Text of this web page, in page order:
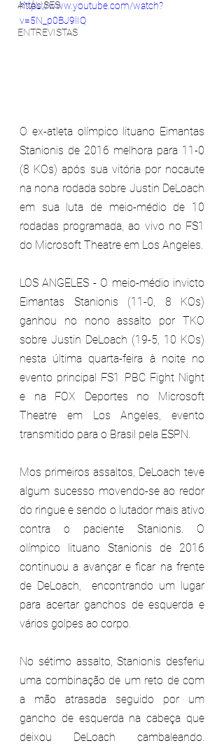
ANÁLISES
ENTREVISTAS
https://www.youtube.com/watch?
v=5N_p0BJ9lIQ
O ex-atleta olímpico lituano Eimantas
Stanionis de 2016 melhora para 11-0
(8 KOs) após sua vitória por nocaute
na nona rodada sobre Justin DeLoach
em sua luta de meio-médio de 10
rodadas programada, ao vivo no FS1
do Microsoft Theatre em Los Angeles.
LOS ANGELES - O meio-médio invicto
Eimantas Stanionis (11-0, 8 KOs)
ganhou no nono assalto por TKO
sobre Justin DeLoach (19-5, 10 KOs)
nesta última quarta-feira à noite no
evento principal FS1 PBC Fight Night
e na FOX Deportes no Microsoft
Theatre em Los Angeles, evento
transmitido para o Brasil pela ESPN.
Mos primeiros assaltos, DeLoach teve
algum sucesso movendo-se ao redor
do ringue e sendo o lutador mais ativo
contra o paciente Stanionis. O
olímpico lituano Stanionis de 2016
continuou a avançar e ficar na frente
de DeLoach,  encontrando um lugar
para acertar ganchos de esquerda e
vários golpes ao corpo.
No sétimo assalto, Stanionis desferiu
uma combinação de um reto de com
a mão atrasada seguido por um
gancho de esquerda na cabeça que
deixou DeLoach cambaleando.